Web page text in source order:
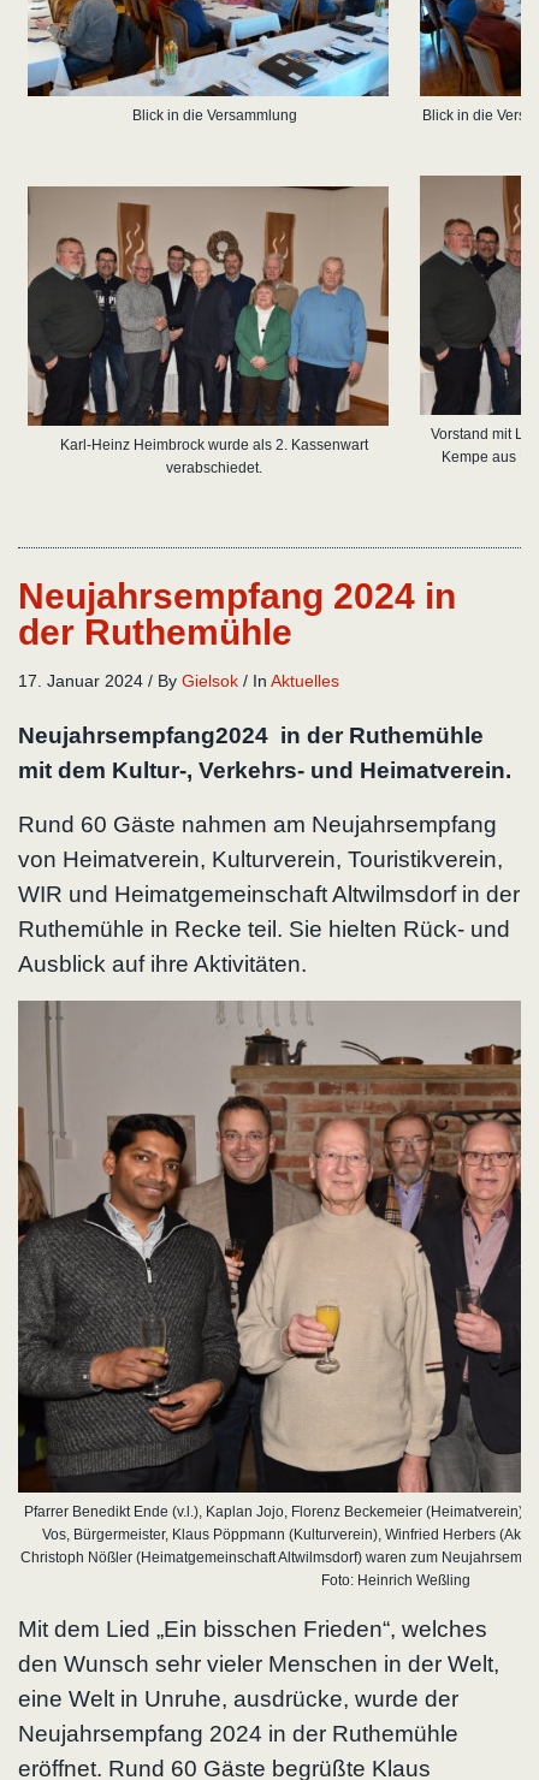
Blick in die Versammlung Blick in die
Karl-Heinz Heimbrock wurde als 2. Kassenwart
verabschiedet.
Vorstand mit
Kempe aus
Neujahrsempfang 2024 in
der Ruthemühle
17. Januar 2024 / By Gielsok / In Aktuelles
Neujahrsempfang2024 in der Ruthemühle
mit dem Kultur-, Verkehrs- und Heimatverein.
Rund 60 Gäste nahmen am Neujahrsempfang
von Heimatverein, Kulturverein, Touristikverein,
WIR und Heimatgemeinschaft Altwilmsdorf in der
Ruthemühle in Recke teil. Sie hielten Rück- und
Ausblick auf ihre Aktivitäten.
Pfarrer Benedikt Ende (v.l.), Kaplan Jojo, Florenz Beckemeier (Heimatverein),
Vos, Bürgermeister, Klaus Pöppmann (Kulturverein), Winfried Herbers
Christoph Nößler (Heimatgemeinschaft Altwilmsdorf) waren zum
Foto: Heinrich Weßling
Mit dem Lied „Ein bisschen Frieden“, welches
den Wunsch sehr vieler Menschen in der Welt,
eine Welt in Unruhe, ausdrücke, wurde der
Neujahrsempfang 2024 in der Ruthemühle
eröffnet. Rund 60 Gäste begrüßte Klaus